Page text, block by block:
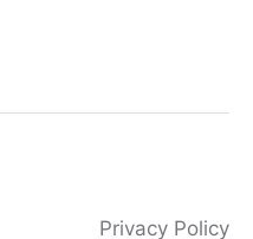
Privacy Policy